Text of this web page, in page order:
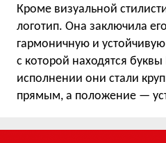
Кроме визуальной
логотип. Она заключила
гармоничную и
с которой находятся буквы
исполнении они стали
прямым, а положение —